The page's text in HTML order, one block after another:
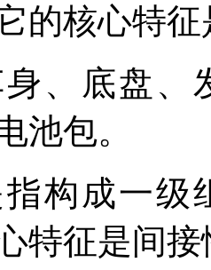
的核心特
、底盘、
池包。
构成一级
特征是间